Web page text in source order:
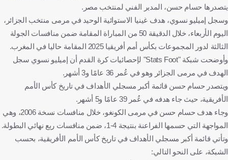
يتصدرها حسام حسن، المدير الفني لمنتخب مصر.
وسجل إميليو نسوي، هدف غينيا الاستوائية الوحيد في مرمى منتخب الجزائر،
اليوم الأربعاء، خلال الدقيقة 50 من المباراة المقامة ضمن منافسات الجولة
الثالثة لدور المجموعات بكأس أمم أفريقيا 2025 المقامة حاليا في المغرب.
وأوضحت شبكة "Stats Foot" لإحصائيات كرة القدم أن إميليو نسوي سجل
الهدف في مرمى الجزائر وهو في عُمر 36 عامًا و3 أشهر.
ويتصدر حسام حسن قائمة أكبر مسجلي الأهداف في تاريخ كأس الأمم
الأفريقية، حيث جاء هدفه في عُمر 39 عامًا و5 أشهر.
وجاء هدف حسام حسن في مرمى الكونغو، خلال منافسات نسخة 2006، وهي
المواجهة التي حسمها الفراعنة بنتيجة 4-1، ضمن منافسات ربع نهائي البطولة.
وتأتي قائمة أكبر مسجلي الأهداف في تاريخ كأس الأمم الأفريقية، بحسب
الشبكة، على النحو التالي: